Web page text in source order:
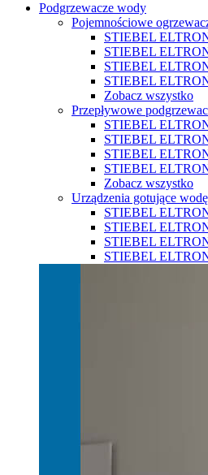
Podgrzewacze wody
Pojemnościowe
STIEBEL
STIEBEL
STIEBEL
STIEBEL
Zobacz wszystko
Przepływowe
STIEBEL
STIEBEL
STIEBEL
STIEBEL
Zobacz wszystko
Urządzenia gotujące wodę
STIEBEL
STIEBEL
STIEBEL
STIEBEL